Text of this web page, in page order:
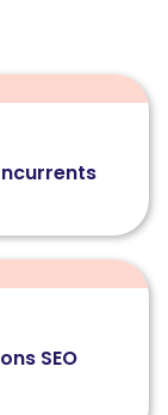
SEO